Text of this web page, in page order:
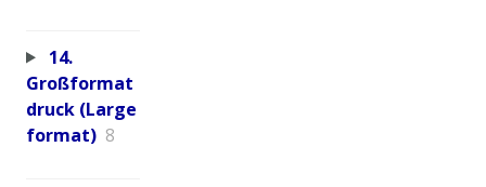
14.
Großformat
druck (Large
format) 8